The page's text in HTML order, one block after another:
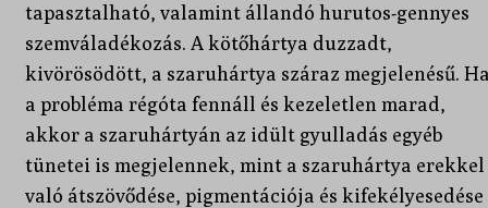
tapasztalható, valamint állandó hurutos-gennyes
szemváladékozás. A kötőhártya duzzadt,
kivörösödött, a szaruhártya száraz megjelenésű.
a probléma régóta fennáll és kezeletlen marad,
akkor a szaruhártyán az idült gyulladás egyéb
tünetei is megjelennek, mint a szaruhártya erekkel
való átszövődése, pigmentációja és kifekélyesedése